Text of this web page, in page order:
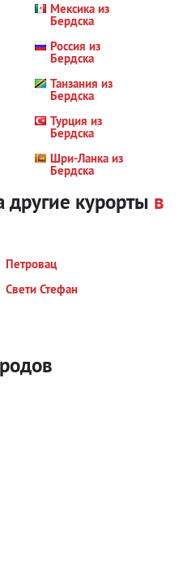
Мексика из
Бердска
Россия из
Бердска
Танзания из
Бердска
Турция из
Бердска
Шри-Ланка из
Бердска
другие курорты в
Петровац
Свети Стефан